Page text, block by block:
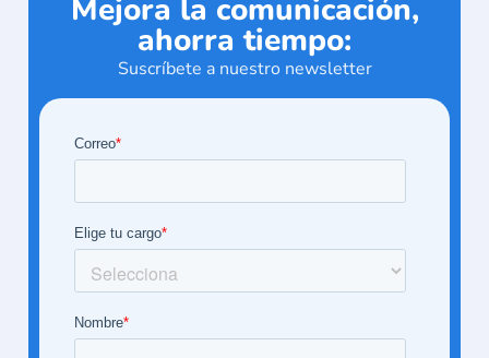
Mejora la comunicación,
ahorra tiempo:
Suscríbete a nuestro newsletter